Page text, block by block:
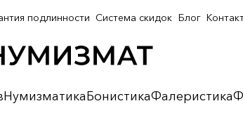
НумизматикаБонистикаФалеристика
подлинности Система скидок Блог